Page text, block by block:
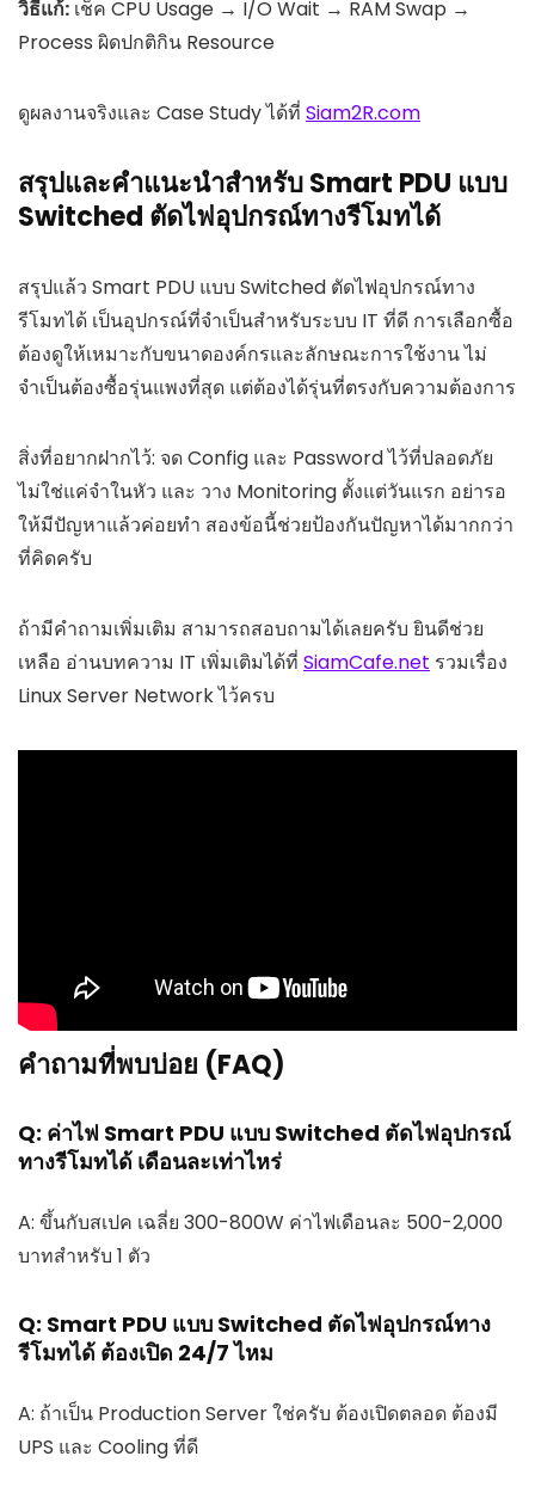
วิธีแก้: เช็ค CPU Usage → I/O Wait → RAM Swap →
Process ผิดปกติกิน Resource
ดูผลงานจริงและ Case Study ได้ที่ Siam2R.com
สรุปและคำแนะนำสำหรับ Smart PDU แบบ
Switched ตัดไฟอุปกรณ์ทางรีโมทได้
สรุปแล้ว Smart PDU แบบ Switched ตัดไฟอุปกรณ์ทาง
รีโมทได้ เป็นอุปกรณ์ที่จำเป็นสำหรับระบบ IT ที่ดี การเลือกซื้อ
ต้องดูให้เหมาะกับขนาดองค์กรและลักษณะการใช้งาน ไม่
จำเป็นต้องซื้อรุ่นแพงที่สุด แต่ต้องได้รุ่นที่ตรงกับความต้องการ
สิ่งที่อยากฝากไว้: จด Config และ Password ไว้ที่ปลอดภัย
ไม่ใช่แค่จำในหัว และ วาง Monitoring ตั้งแต่วันแรก อย่ารอ
ให้มีปัญหาแล้วค่อยทำ สองข้อนี้ช่วยป้องกันปัญหาได้มากกว่า
ที่คิดครับ
ถ้ามีคำถามเพิ่มเติม สามารถสอบถามได้เลยครับ ยินดีช่วย
เหลือ อ่านบทความ IT เพิ่มเติมได้ที่ SiamCafe.net รวมเรื่อง
Linux Server Network ไว้ครบ
คำถามที่พบบ่อย (FAQ)
Q: ค่าไฟ Smart PDU แบบ Switched ตัดไฟอุปกรณ์
ทางรีโมทได้ เดือนละเท่าไหร่
A: ขึ้นกับสเปค เฉลี่ย 300-800W ค่าไฟเดือนละ 500-2,000
บาทสำหรับ 1 ตัว
Q: Smart PDU แบบ Switched ตัดไฟอุปกรณ์ทาง
รีโมทได้ ต้องเปิด 24/7 ไหม
A: ถ้าเป็น Production Server ใช่ครับ ต้องเปิดตลอด ต้องมี
UPS และ Cooling ที่ดี